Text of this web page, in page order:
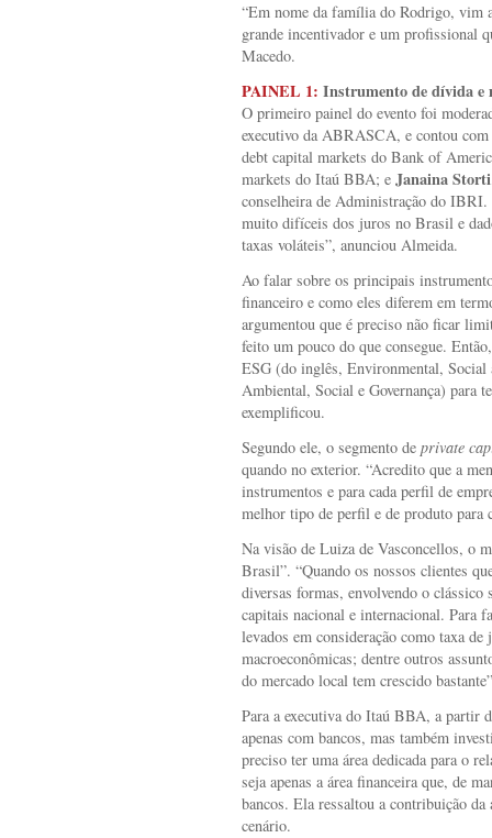
“Em nome da família do Rodrigo, vim
grande incentivador e um profissional
Macedo.
PAINEL 1: Instrumento de dívida e
O primeiro painel do evento foi
executivo da ABRASCA, e contou com
debt capital markets do Bank of
markets do Itaú BBA; e Janaina Storti
conselheira de Administração do
muito difíceis dos juros no Brasil e
taxas voláteis”, anunciou Almeida.
Ao falar sobre os principais
financeiro e como eles diferem em
argumentou que é preciso não ficar
feito um pouco do que consegue.
ESG (do inglês, Environmental, Social
Ambiental, Social e Governança) para
exemplificou.
Segundo ele, o segmento de private
quando no exterior. “Acredito que a
instrumentos e para cada perfil de
melhor tipo de perfil e de produto para
Na visão de Luiza de Vasconcellos, o
Brasil”. “Quando os nossos clientes
diversas formas, envolvendo o
capitais nacional e internacional. Para
levados em consideração como taxa
macroeconômicas; dentre outros
do mercado local tem crescido
Para a executiva do Itaú BBA, a partir
apenas com bancos, mas também
preciso ter uma área dedicada para o
seja apenas a área financeira que, de
bancos. Ela ressaltou a contribuição da
cenário.